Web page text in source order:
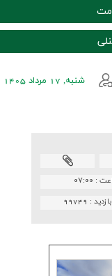
شنبه, 17 مرداد 1405
: ۰۷:۰۰
:
99749